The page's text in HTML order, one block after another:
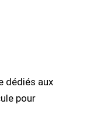
dédiés aux
pour